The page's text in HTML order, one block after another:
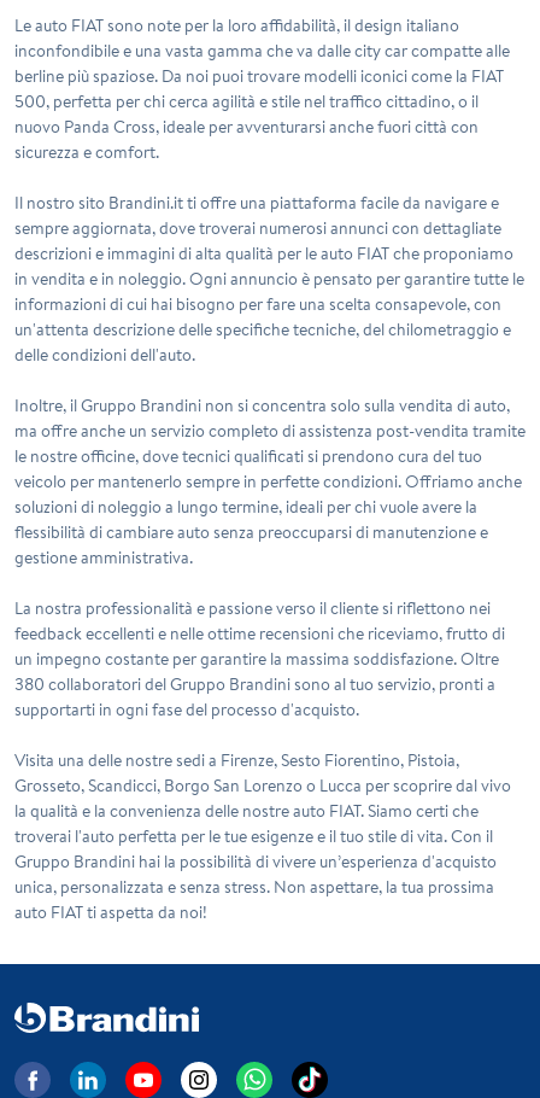
Le auto FIAT sono note per la loro affidabilità, il design italiano
inconfondibile e una vasta gamma che va dalle city car compatte alle
berline più spaziose. Da noi puoi trovare modelli iconici come la FIAT
500, perfetta per chi cerca agilità e stile nel traffico cittadino, o il
nuovo Panda Cross, ideale per avventurarsi anche fuori città con
sicurezza e comfort.
Il nostro sito Brandini.it ti offre una piattaforma facile da navigare e
sempre aggiornata, dove troverai numerosi annunci con dettagliate
descrizioni e immagini di alta qualità per le auto FIAT che proponiamo
in vendita e in noleggio. Ogni annuncio è pensato per garantire tutte le
informazioni di cui hai bisogno per fare una scelta consapevole, con
un'attenta descrizione delle specifiche tecniche, del chilometraggio e
delle condizioni dell'auto.
Inoltre, il Gruppo Brandini non si concentra solo sulla vendita di auto,
ma offre anche un servizio completo di assistenza post-vendita tramite
le nostre officine, dove tecnici qualificati si prendono cura del tuo
veicolo per mantenerlo sempre in perfette condizioni. Offriamo anche
soluzioni di noleggio a lungo termine, ideali per chi vuole avere la
flessibilità di cambiare auto senza preoccuparsi di manutenzione e
gestione amministrativa.
La nostra professionalità e passione verso il cliente si riflettono nei
feedback eccellenti e nelle ottime recensioni che riceviamo, frutto di
un impegno costante per garantire la massima soddisfazione. Oltre
380 collaboratori del Gruppo Brandini sono al tuo servizio, pronti a
supportarti in ogni fase del processo d'acquisto.
Visita una delle nostre sedi a Firenze, Sesto Fiorentino, Pistoia,
Grosseto, Scandicci, Borgo San Lorenzo o Lucca per scoprire dal vivo
la qualità e la convenienza delle nostre auto FIAT. Siamo certi che
troverai l'auto perfetta per le tue esigenze e il tuo stile di vita. Con il
Gruppo Brandini hai la possibilità di vivere un’esperienza d'acquisto
unica, personalizzata e senza stress. Non aspettare, la tua prossima
auto FIAT ti aspetta da noi!